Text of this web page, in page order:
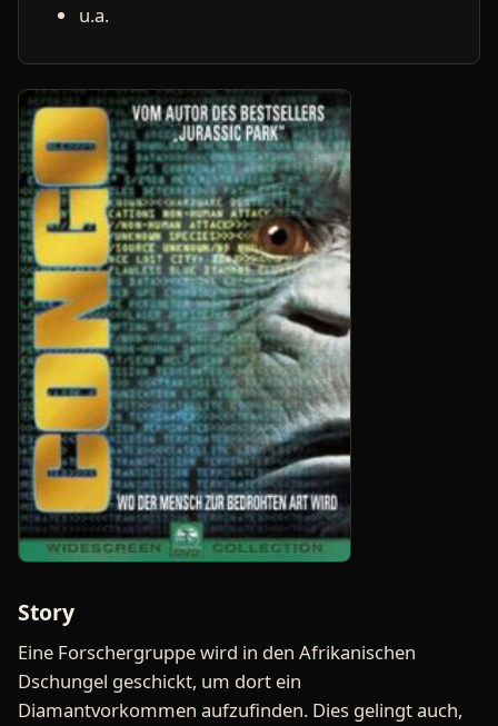
u.a.
Story
Eine Forschergruppe wird in den Afrikanischen
Dschungel geschickt, um dort ein
Diamantvorkommen aufzufinden. Dies gelingt auch,